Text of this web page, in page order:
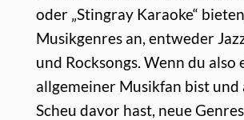
oder „Stingray Karaoke“
Musikgenres an, entweder
und Rocksongs. Wenn du also
allgemeiner Musikfan bist und
Scheu davor hast, neue Genres